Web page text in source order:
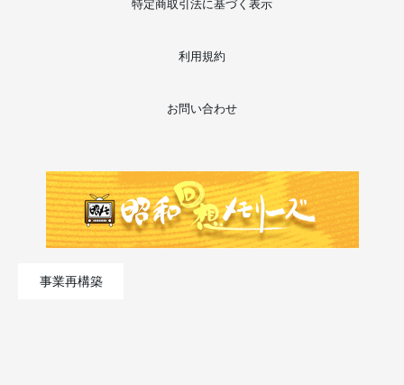
特定商取引法に基づく表示
利用規約
お問い合わせ
事業再構築